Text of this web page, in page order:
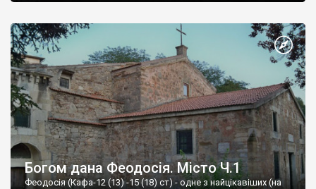
Богом дана Феодосія. Місто Ч.1
Феодосія (Кафа-12 (13) -15 (18) ст) - одне з найцікавіших (на